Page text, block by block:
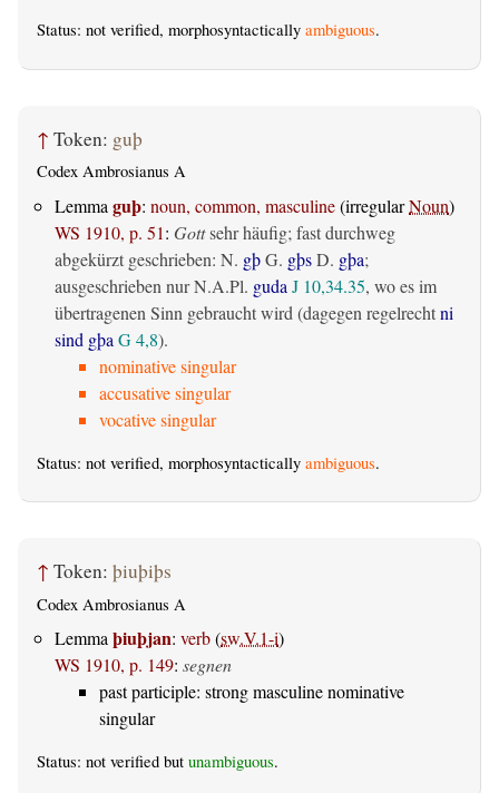
Status: not verified, morphosyntactically ambiguous.
↑ Token: guþ
Codex Ambrosianus A
Lemma guþ: noun, common, masculine(irregularNoun)
WS 1910, p. 51: Gottsehr häufig; fast durchweg
abgekürzt geschrieben: N. gþG. gþsD. gþa;
ausgeschrieben nur N.A.Pl. guda J 10,34.35, wo es im
übertragenen Sinn gebraucht wird (dagegen regelrechtni
sind gþa G 4,8).
nominative singular
accusative singular
vocative singular
Status: not verified, morphosyntactically ambiguous.
↑ Token: þiuþiþs
Codex Ambrosianus A
Lemma þiuþjan: verb(sw.V.1-i)
WS 1910, p. 149: segnen
past participle: strong masculine nominative
singular
Status: not verified but unambiguous.